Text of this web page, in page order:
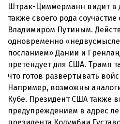
Штрак-Циммерманн видит в
также своего рода
Владимиром Путиным.
одновременно
посланием» Дании и
претендует для США. Трамп
что готов развертывать
Например, возможны
Кубе. Президент США также
предупреждением в адрес